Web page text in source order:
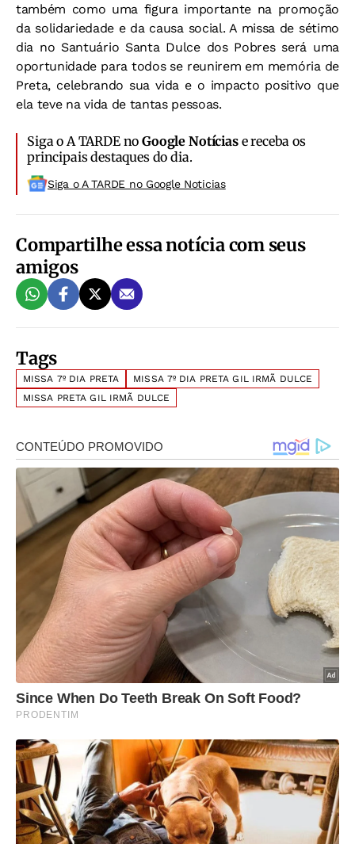
também como uma figura importante na promoção
da solidariedade e da causa social. A missa de sétimo
dia no Santuário Santa Dulce dos Pobres será uma
oportunidade para todos se reunirem em memória de
Preta, celebrando sua vida e o impacto positivo que
ela teve na vida de tantas pessoas.
Siga o A TARDE noGoogle Notíciase receba os
principais destaques do dia.
Siga o A TARDE no Google Noticias
Compartilhe essa notícia com seus
amigos
Tags
MISSA 7º DIA PRETA
MISSA 7º DIA PRETA GIL IRMÃ DULCE
MISSA PRETA GIL IRMÃ DULCE